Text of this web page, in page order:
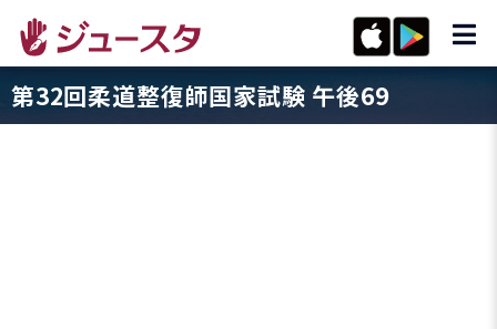
第32回柔道整復師国家試験 午後69